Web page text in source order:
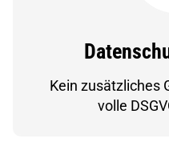
Kein zusätzliches
volle